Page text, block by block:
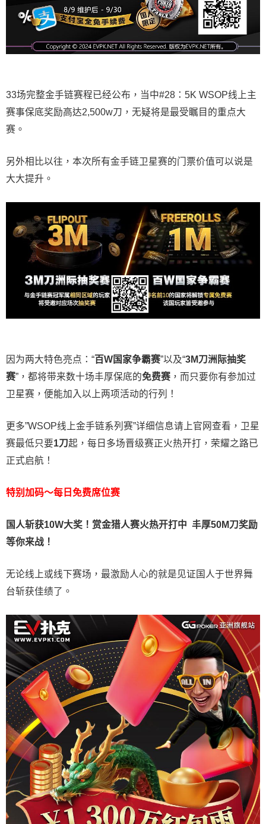
33场完整金手链赛程已经公布，当中#28：5K WSOP线上主
赛事保底奖励高达2,500w刀，无疑将是最受瞩目的重点大
赛。
另外相比以往，本次所有金手链卫星赛的门票价值可以说是
大大提升。
因为两大特色亮点：“百W国家争霸赛”以及“3M刀洲际抽奖
赛”，都将带来数十场丰厚保底的免费赛 ，而只要你有参加过
卫星赛，便能加入以上两项活动的行列！
更多”WSOP线上金手链系列赛”详细信息请上官网查看，卫星
赛最低只要1刀起，每日多场晋级赛正火热开打，荣耀之路已
正式启航！
特别加码～每日免费席位赛
国人斩获10W大奖！ 赏金猎人赛火热开打中 丰厚50M刀奖励
等你来战！
无论线上或线下赛场，最激励人心的就是见证国人于世界舞
台斩获佳绩了。